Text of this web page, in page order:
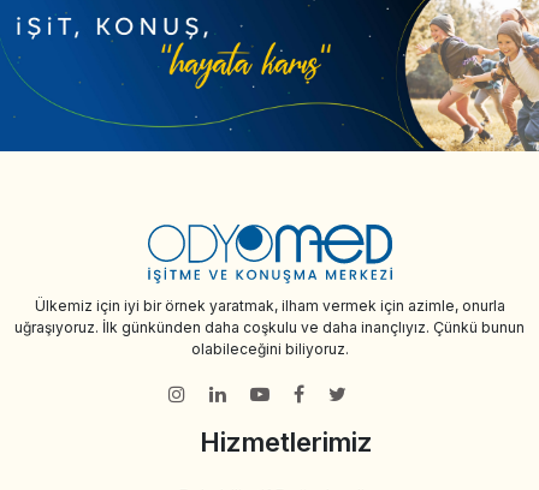
uğraşıyoruz. İlk günkünden daha coşkulu ve daha inançlıyız. Çünkü bunun
olabileceğini biliyoruz.
Hizmetlerimiz